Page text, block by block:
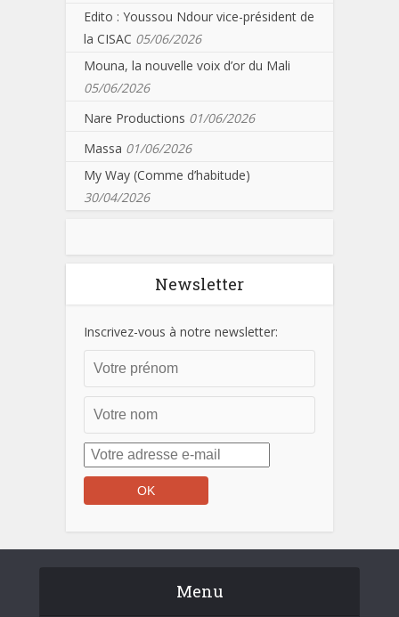
Edito : Youssou Ndour vice-président de
la CISAC 05/06/2026
Mouna, la nouvelle voix d’or du Mali
05/06/2026
Nare Productions 01/06/2026
Massa 01/06/2026
My Way (Comme d’habitude)
30/04/2026
Newsletter
Inscrivez-vous à notre newsletter:
Menu